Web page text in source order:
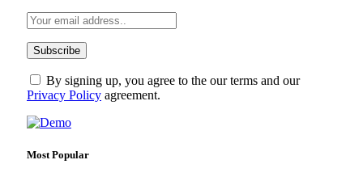
By signing up, you agree to the our terms and our
Privacy Policy agreement.
Most Popular